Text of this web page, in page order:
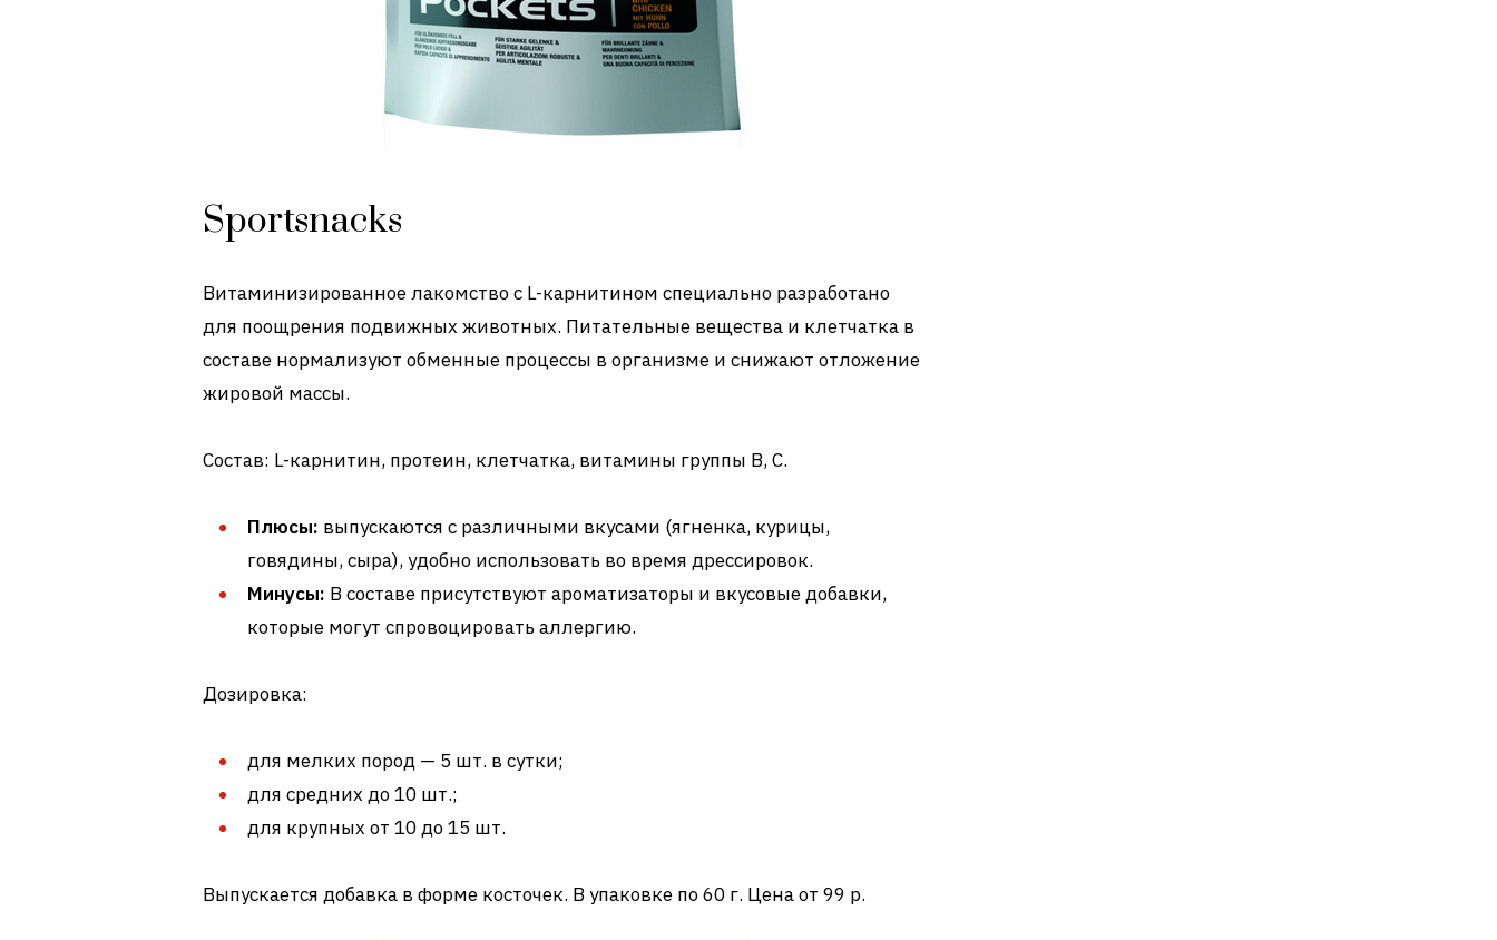
Sportsnacks
Витаминизированное лакомство с L-карнитином специально разработано
для поощрения подвижных животных. Питательные вещества и клетчатка в
составе нормализуют обменные процессы в организме и снижают отложение
жировой массы.
Состав: L-карнитин, протеин, клетчатка, витамины группы В, С.
Плюсы: выпускаются с различными вкусами (ягненка, курицы,
говядины, сыра), удобно использовать во время дрессировок.
Минусы: В составе присутствуют ароматизаторы и вкусовые добавки,
которые могут спровоцировать аллергию.
Дозировка:
для мелких пород — 5 шт. в сутки;
для средних до 10 шт.;
для крупных от 10 до 15 шт.
Выпускается добавка в форме косточек. В упаковке по 60 г. Цена от 99 р.